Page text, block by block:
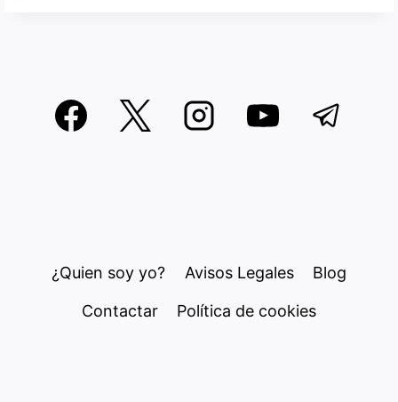
¿Quien soy yo? Avisos Legales Blog
Contactar Política de cookies